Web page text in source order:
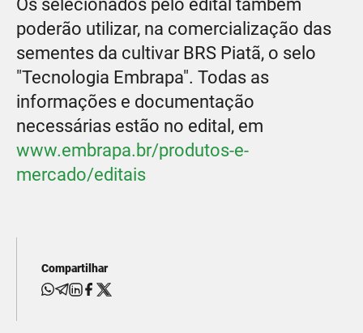
Os selecionados pelo edital também
poderão utilizar, na comercialização das
sementes da cultivar BRS Piatã, o selo
"Tecnologia Embrapa". Todas as
informações e documentação
necessárias estão no edital, em
www.embrapa.br/produtos-e-
mercado/editais
Compartilhar